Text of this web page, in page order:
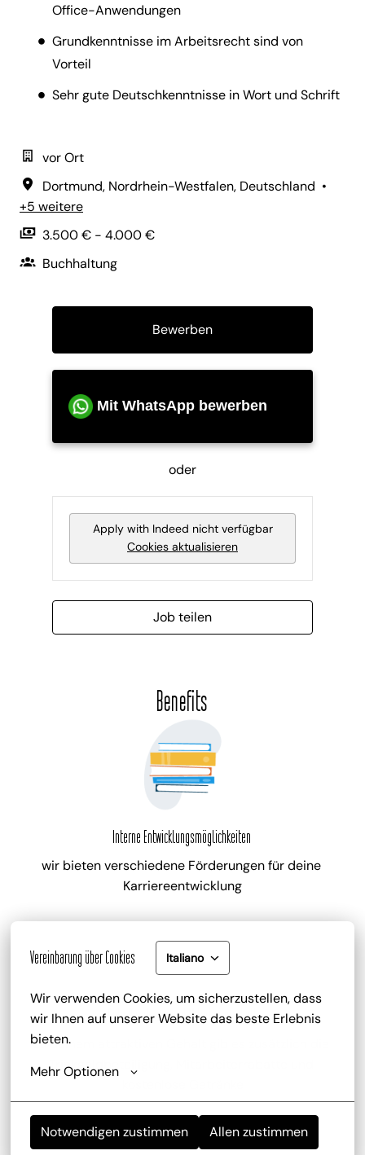
Vereinbarung über Cookies Italiano
Wir verwenden Cookies, um sicherzustellen, dass
wir Ihnen auf unserer Website das beste Erlebnis
bieten.
Mehr Optionen
Notwendigen zustimmen Allen zustimmen
Office-Anwendungen
Grundkenntnisse im Arbeitsrecht sind von
Vorteil
Sehr gute Deutschkenntnisse in Wort und Schrift
vor Ort
Dortmund, Nordrhein-Westfalen, Deutschland •
+5 weitere
3.500 € - 4.000 €
Buchhaltung
Bewerben
Mit WhatsApp bewerben
oder
Apply with Indeed nicht verfügbar
Cookies aktualisieren
Job teilen
Benefits
Interne Entwicklungsmöglichkeiten
wir bieten verschiedene Förderungen für deine
Karriereentwicklung
Gute Bezahlung und Mitarbeiterrabatt
zu deinem attraktiven Gehalt gib es zusätzlich die
Trinkgeldbeteiligung, Mitarbeiterrabatte und